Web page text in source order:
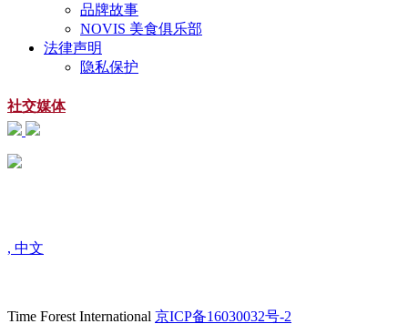
品牌故事
NOVIS 美食俱乐部
法律声明
隐私保护
社交媒体
, 中文
Time Forest International 京ICP备16030032号-2